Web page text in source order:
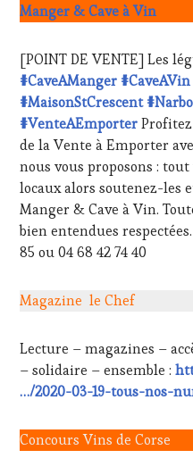
Manger & Cave à Vin
[POINT DE VENTE] Les
#CaveAManger #CaveAVin
#MaisonStCrescent
#VenteAEmporterProfitez
de la Vente à Emporter
nous vous proposons :
locaux alors soutenez-les
Manger & Cave à Vin.
bien entendues
85 ou 04 68 42 74 40
Magazine le Chef
Lecture – magazines –
– solidaire – ensemble :
…/2020-03-19-tous-nos-
Concours Vins de Corse